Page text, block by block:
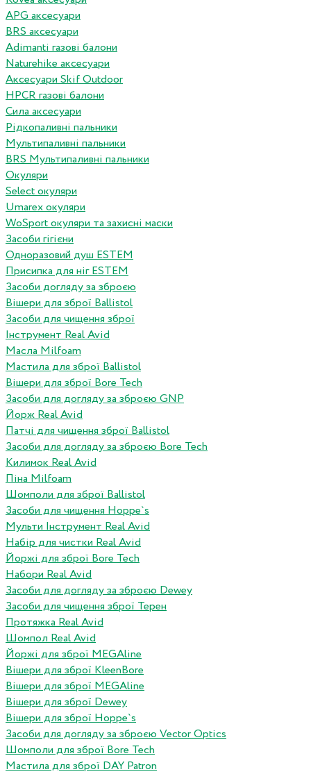
APG аксесуари
BRS аксесуари
Adimanti газові балони
Naturehike аксесуари
Аксесуари Skif Outdoor
HPCR газові балони
Сила аксесуари
Рідкопаливні пальники
Мультипаливні пальники
BRS Мультипаливні пальники
Окуляри
Select окуляри
Umarex окуляри
WoSport окуляри та захисні маски
Засоби гігієни
Одноразовий душ ESTEM
Присипка для ніг ESTEM
Засоби догляду за зброєю
Вішери для зброї Ballistol
Засоби для чищення зброї
Інструмент Real Avid
Масла Milfoam
Мастила для зброї Ballistol
Вішери для зброї Bore Tech
Засоби для догляду за зброєю GNP
Йорж Real Avid
Патчі для чищення зброї Ballistol
Засоби для догляду за зброєю Bore Tech
Килимок Real Avid
Піна Milfoam
Шомполи для зброї Ballistol
Засоби для чищення Hoppe`s
Мульти Інструмент Real Avid
Набір для чистки Real Avid
Йоржі для зброї Bore Tech
Набори Real Avid
Засоби для догляду за зброєю Dewey
Засоби для чищення зброї Терен
Протяжка Real Avid
Шомпол Real Avid
Йоржі для зброї MEGAline
Вішери для зброї KleenBore
Вішери для зброї MEGAline
Вішери для зброї Dewey
Вішери для зброї Hoppe`s
Засоби для догляду за зброєю Vector Optics
Шомполи для зброї Bore Tech
Мастила для зброї DAY Patron